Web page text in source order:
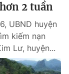
2 tuần
UBND huyện
kiếm nạn
Lư, huyện...